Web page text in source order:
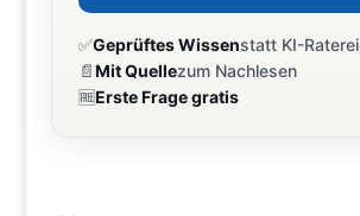
✅Geprüftes Wissenstatt KI-Raterei
📄Mit Quellezum Nachlesen
🆓Erste Frage gratis